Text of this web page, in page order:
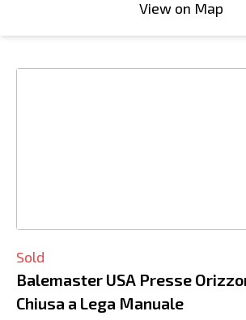
View on Map
Sold
Balemaster USA Presse
Chiusa a Lega Manuale